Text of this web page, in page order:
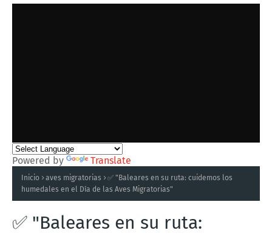
Powered by Translate
Inicio aves migratorias
✅ "Baleares en su ruta: cuidemos los
humedales en el Día de las Aves Migratorias"
✅ "Baleares en su ruta: